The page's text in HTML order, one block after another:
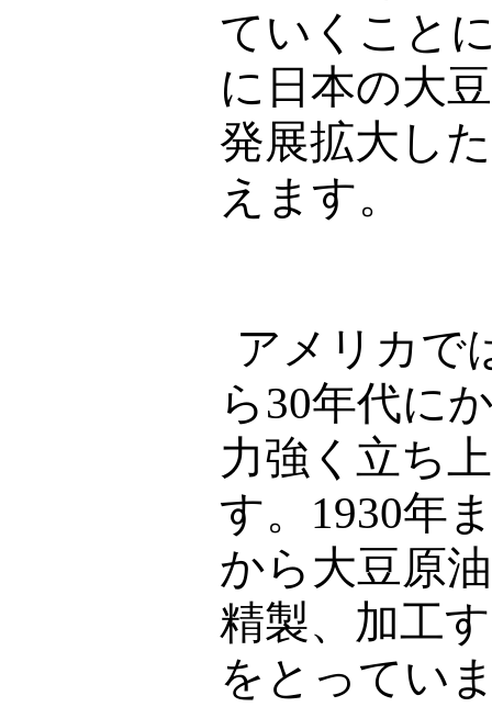
ていくこと
に日本の大
発展拡大し
えます。
アメリカで
ら 30年代に
力強く立ち
す。 1930年
から大豆原
精製、加工
をとってい